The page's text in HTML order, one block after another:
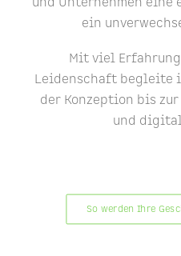
ein
Mit viel
Leidenschaft begleite
der Konzeption bis
und
So werden Ihre